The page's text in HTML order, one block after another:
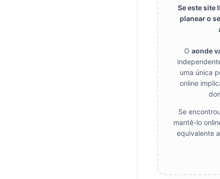
Se este site
planear o
O aonde
uma única
online
Se
mantê-lo
equivalente